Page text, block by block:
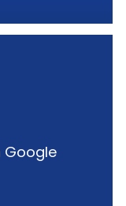
Google